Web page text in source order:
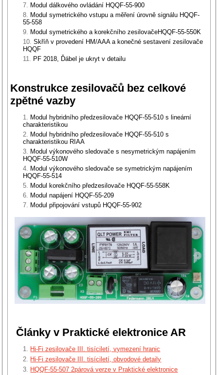
Modul dálkového ovládání HQQF-55-900
Modul symetrického vstupu a měření úrovně signálu HQQF-
55-558
Modul symetrického a korekčního zesilovačeHQQF-55-550K
Skříň v provedení HM/AAA a konečné sestavení zesilovače
HQQF
PF 2018, Ďábel je ukryt v detailu
Konstrukce zesilovačů bez celkové
zpětné vazby
Modul hybridního předzesilovače HQQF-55-510 s lineární
charakteristikou
Modul hybridního předzesilovače HQQF-55-510 s
charakteristikou RIAA
Modul výkonového sledovače s nesymetrickým napájením
HQQF-55-510W
Modul výkonového sledovače se symetrickým napájením
HQQF-55-514
Modul korekčního předzesilovače HQQF-55-558K
Modul napájení HQQF-55-209
Modul připojování vstupů HQQF-55-902
Články v Praktické elektronice AR
Hi-Fi zesilovače III. tisíciletí, vymezení hranic
Hi-Fi zesilovače III. tisíciletí, obvodové detaily
HQQF-55-507 2párová verze v Praktické elektronice